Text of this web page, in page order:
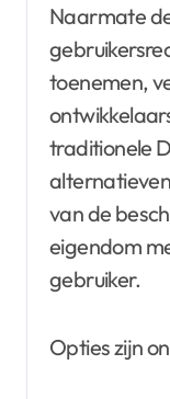
Naarmate
toenemen,
traditionele
van de
eigendom
gebruiker.
Opties zijn